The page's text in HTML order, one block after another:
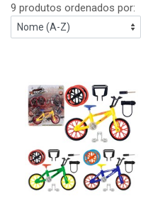
9 produtos ordenados por: